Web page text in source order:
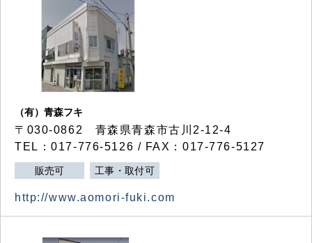
（有）青森フキ
〒030-0862 青森県青森市古川2-12-4
TEL：017-776-5126 / FAX：017-776-5127
販売可 工事・取付可
http://www.aomori-fuki.com